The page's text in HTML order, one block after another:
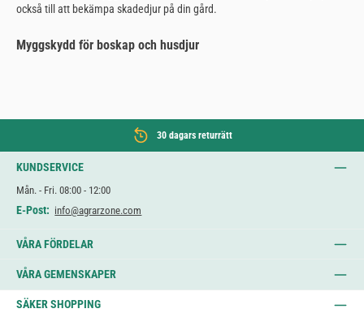
också till att bekämpa skadedjur på din gård.
Myggskydd för boskap och husdjur
30 dagars returrätt
KUNDSERVICE
Mån. - Fri. 08:00 - 12:00
E-Post: info@agrarzone.com
VÅRA FÖRDELAR
VÅRA GEMENSKAPER
SÄKER SHOPPING